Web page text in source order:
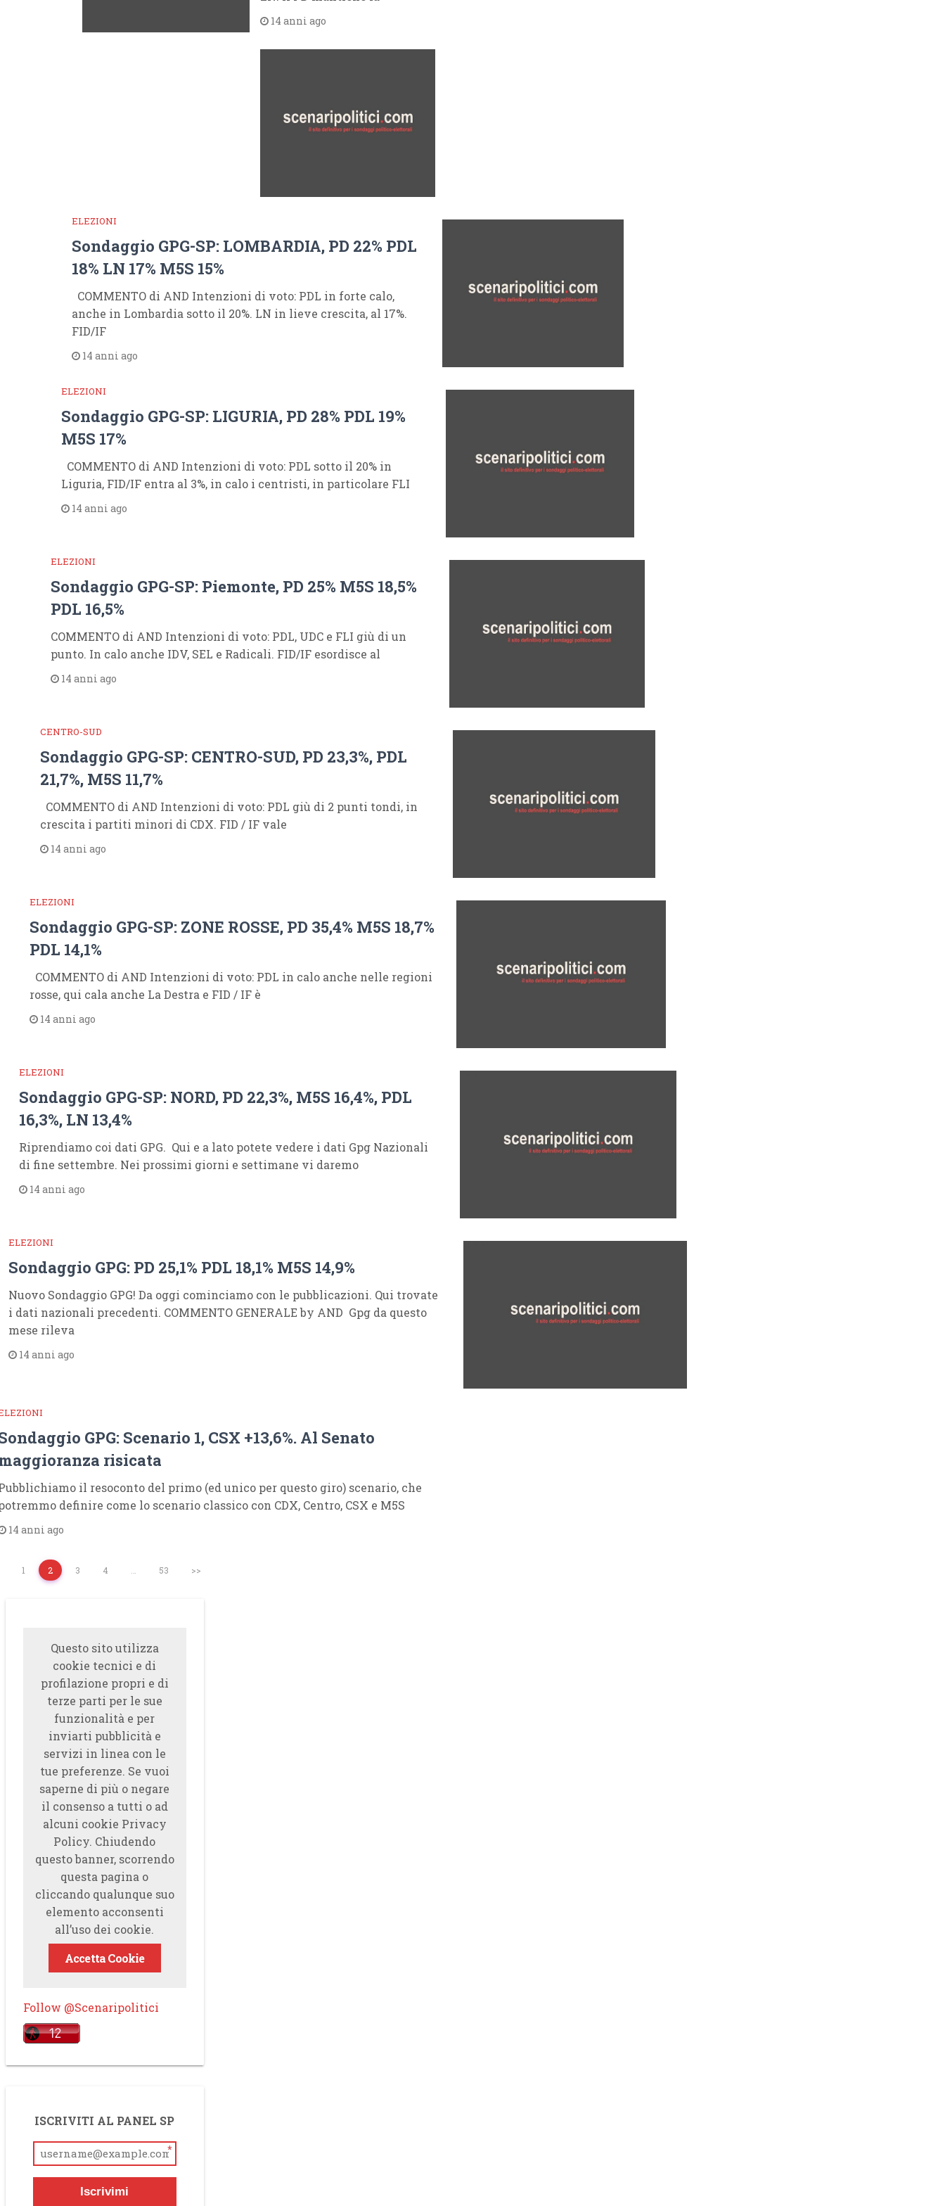
14 anni ago
ELEZIONI
Sondaggio GPG-SP: LOMBARDIA, PD 22% PDL
18% LN 17% M5S 15%
COMMENTO di AND Intenzioni di voto: PDL in forte calo,
anche in Lombardia sotto il 20%. LN in lieve crescita, al 17%.
FID/IF
14 anni ago
ELEZIONI
Sondaggio GPG-SP: LIGURIA, PD 28% PDL 19%
M5S 17%
COMMENTO di AND Intenzioni di voto: PDL sotto il 20% in
Liguria, FID/IF entra al 3%, in calo i centristi, in particolare FLI
14 anni ago
ELEZIONI
Sondaggio GPG-SP: Piemonte, PD 25% M5S 18,5%
PDL 16,5%
COMMENTO di AND Intenzioni di voto: PDL, UDC e FLI giù di un
punto. In calo anche IDV, SEL e Radicali. FID/IF esordisce al
14 anni ago
CENTRO-SUD
Sondaggio GPG-SP: CENTRO-SUD, PD 23,3%, PDL
21,7%, M5S 11,7%
COMMENTO di AND Intenzioni di voto: PDL giù di 2 punti tondi, in
crescita i partiti minori di CDX. FID / IF vale
14 anni ago
ELEZIONI
Sondaggio GPG-SP: ZONE ROSSE, PD 35,4% M5S 18,7%
PDL 14,1%
COMMENTO di AND Intenzioni di voto: PDL in calo anche nelle regioni
rosse, qui cala anche La Destra e FID / IF è
14 anni ago
ELEZIONI
Sondaggio GPG-SP: NORD, PD 22,3%, M5S 16,4%, PDL
16,3%, LN 13,4%
Riprendiamo coi dati GPG. Qui e a lato potete vedere i dati Gpg Nazionali
di fine settembre. Nei prossimi giorni e settimane vi daremo
14 anni ago
ELEZIONI
Sondaggio GPG: PD 25,1% PDL 18,1% M5S 14,9%
Nuovo Sondaggio GPG! Da oggi cominciamo con le pubblicazioni. Qui trovate
i dati nazionali precedenti. COMMENTO GENERALE by AND Gpg da questo
mese rileva
14 anni ago
GPG: Scenario 1, CSX +13,6%. Al Senato
risicata
il resoconto del primo (ed unico per questo giro) scenario, che
definire come lo scenario classico con CDX, Centro, CSX e M5S
14 anni ago
1 2 3 4 53 >>
Questo sito utilizza
cookie tecnici e di
profilazione propri e di
terze parti per le sue
funzionalità e per
inviarti pubblicità e
servizi in linea con le
tue preferenze. Se vuoi
saperne di più o negare
il consenso a tutti o ad
alcuni cookie Privacy
Policy. Chiudendo
questo banner, scorrendo
questa pagina o
cliccando qualunque suo
elemento acconsenti
all’uso dei cookie.
Accetta Cookie
Follow @Scenaripolitici
ISCRIVITI AL PANEL SP
*
Iscrivimi